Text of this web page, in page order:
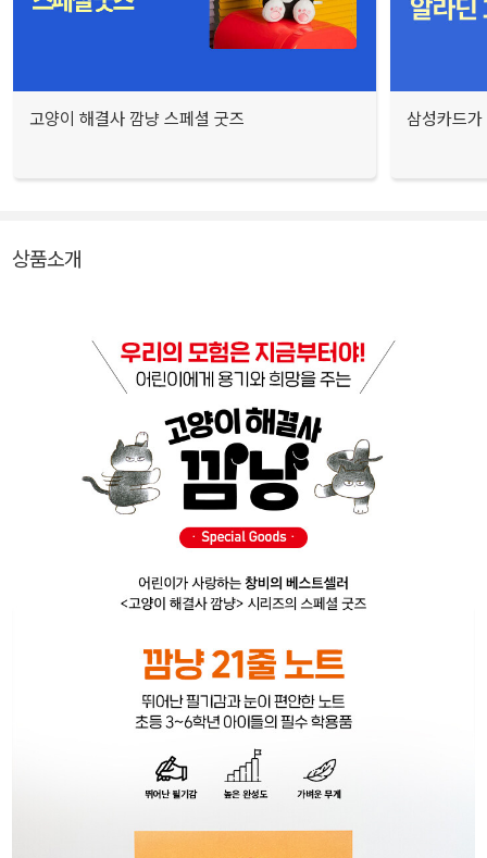
고양이 해결사 깜냥 스페셜 굿즈 삼성카드
상품소개